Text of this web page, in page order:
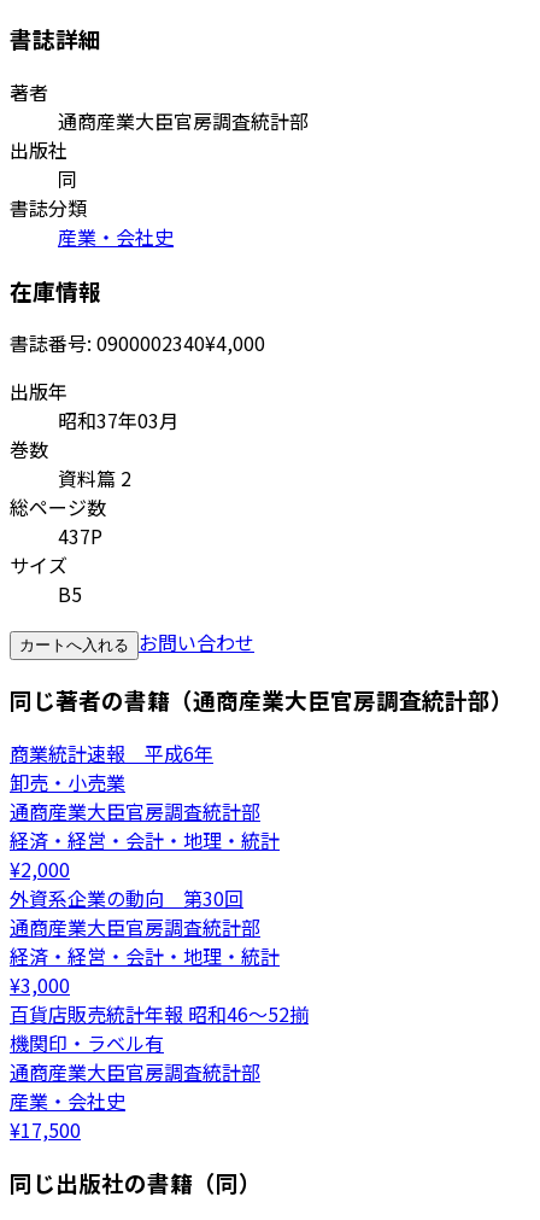
書誌詳細
著者
通商産業大臣官房調査統計部
出版社
同
書誌分類
産業・会社史
在庫情報
書誌番号: 0900002340¥4,000
出版年
昭和37年03月
巻数
資料篇 2
総ページ数
437P
サイズ
B5
カートへ入れる お問い合わせ
同じ著者の書籍（通商産業大臣官房調査統計部）
商業統計速報 平成6年
卸売・小売業
通商産業大臣官房調査統計部
経済・経営・会計・地理・統計
¥2,000
外資系企業の動向 第30回
通商産業大臣官房調査統計部
経済・経営・会計・地理・統計
¥3,000
百貨店販売統計年報 昭和46～52揃
機関印・ラベル有
通商産業大臣官房調査統計部
産業・会社史
¥17,500
同じ出版社の書籍（同）